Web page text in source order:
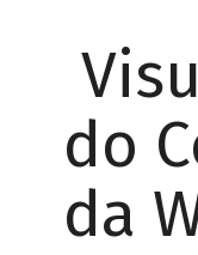
do
da